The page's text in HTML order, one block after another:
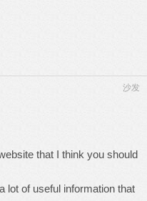
沙发
that I think you should
lot of useful information that